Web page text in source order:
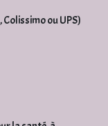
Colissimo ou UPS)